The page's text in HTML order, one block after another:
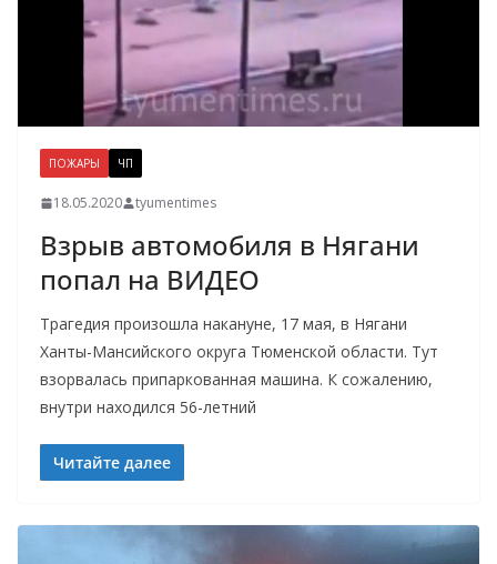
ПОЖАРЫ ЧП
18.05.2020 tyumentimes
Взрыв автомобиля в Нягани
попал на ВИДЕО
Трагедия произошла накануне, 17 мая, в Нягани
Ханты-Мансийского округа Тюменской области. Тут
взорвалась припаркованная машина. К сожалению,
внутри находился 56-летний
Читайте далее